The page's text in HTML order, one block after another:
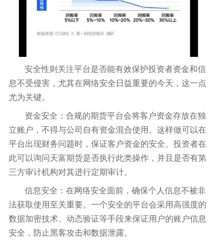
安全性则关注平台是否能有效保护投资者资金和信
息不受侵害，尤其在网络安全日益重要的今天，这一点
尤为关键。
资金安全：合规的期货平台会将客户资金存放在独
立账户，不得与公司自有资金混合使用。这样做可以在
平台出现财务问题时，保证客户资金的安全。投资者在
此可以询问天富期货是否执行此类操作，并且是否有第
三方审计机构对其进行定期审计。
信息安全：在网络安全面前，确保个人信息不被非
法获取使用至关重要。一个安全的平台会采用高强度的
数据加密技术、动态验证等手段来保证用户的账户信息
安全，防止黑客攻击和数据泄露。